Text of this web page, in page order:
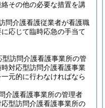
その他の必要な措置を講
問介護看護従業者が看護職
応じて臨時応急の手当て
訪問介護看護事業所の管
対応型訪問介護看護事業
元的に行わなければなら
介護看護事業所の管理者
型訪問介護看護事業所の